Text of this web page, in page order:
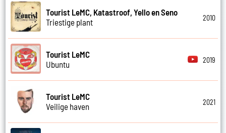
Tourist LeMC, Katastroof, Yello en Seno
Triestige plant
2010
Tourist LeMC
Ubuntu
2019
Tourist LeMC
Veilige haven
2021